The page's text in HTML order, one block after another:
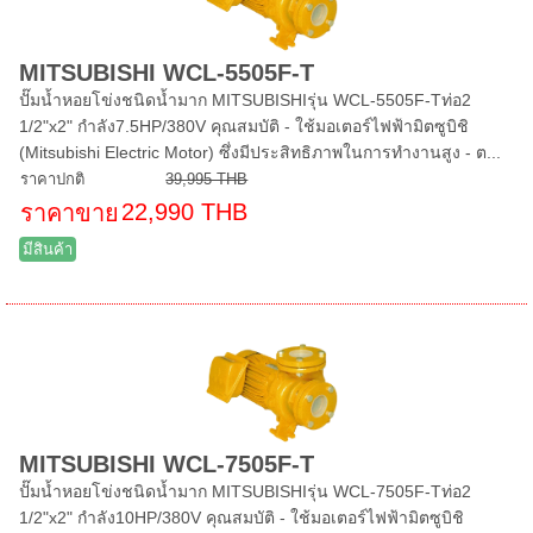
MITSUBISHI WCL-5505F-T
ปั๊มน้ำหอยโข่งชนิดน้ำมาก MITSUBISHIรุ่น WCL-5505F-Tท่อ2
1/2"x2" กำลัง7.5HP/380V คุณสมบัติ - ใช้มอเตอร์ไฟฟ้ามิตซูบิชิ
(Mitsubishi Electric Motor) ซึ่งมีประสิทธิภาพในการทำงานสูง - ต...
ราคาปกติ 39,995 THB
ราคาขาย 22,990 THB
มีสินค้า
MITSUBISHI WCL-7505F-T
ปั๊มน้ำหอยโข่งชนิดน้ำมาก MITSUBISHIรุ่น WCL-7505F-Tท่อ2
1/2"x2" กำลัง10HP/380V คุณสมบัติ - ใช้มอเตอร์ไฟฟ้ามิตซูบิชิ